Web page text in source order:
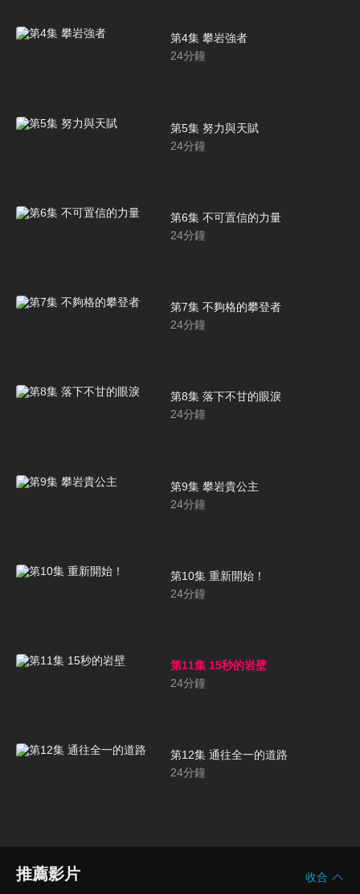
第4集 攀岩強者
24分鐘
第5集 努力與天賦
24分鐘
第6集 不可置信的力量
24分鐘
第7集 不夠格的攀登者
24分鐘
第8集 落下不甘的眼淚
24分鐘
第9集 攀岩貴公主
24分鐘
第10集 重新開始！
24分鐘
第11集 15秒的岩壁
24分鐘
第12集 通往全一的道路
24分鐘
推薦影片 收合